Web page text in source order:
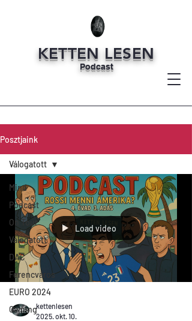
KETTEN LESEN
Podcast
Posztjaink
Mind
Podcast
On Tour
Válogatott
DAC
Ferencváros
EURO 2024
Gaming
Válogatott
Load video
kettenlesen
2025. okt. 10.